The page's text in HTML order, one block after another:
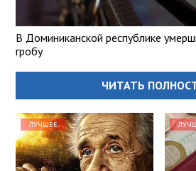
В Доминиканской республике
гробу
ЧИТАТЬ
ЛУЧШЕЕ